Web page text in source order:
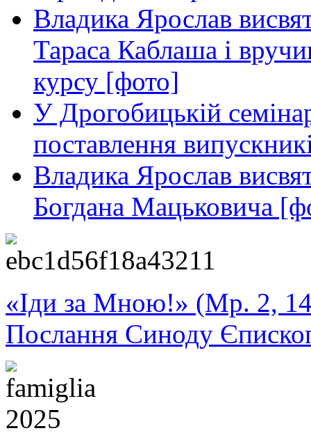
Владика Ярослав
Тараса Каблаша і
курсу [фото]
У Дрогобицькій
поставлення
Владика Ярослав
Богдана Мацьковича
«Іди за Мною!» (Мр. 2,
Послання Синоду